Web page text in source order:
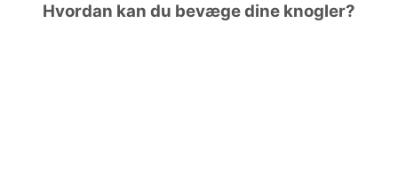
Sundhed
Hvordan kan du bevæge dine knogler?